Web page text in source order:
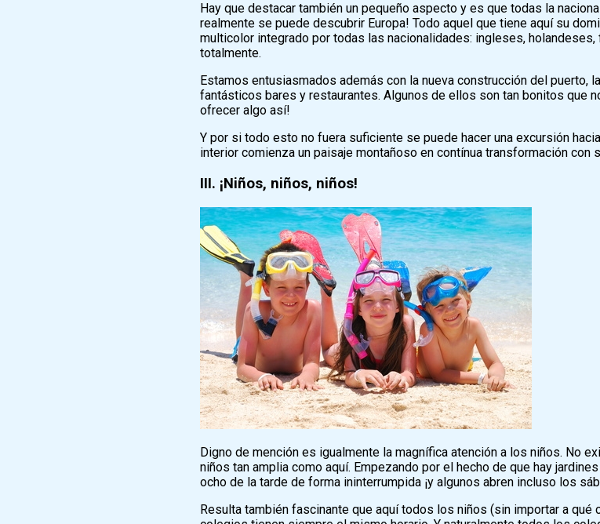
Hay que destacar también un pequeño aspecto y es que todas la
realmente se puede descubrir Europa! Todo aquel que tiene aquí su
multicolor integrado por todas las nacionalidades: ingleses,
totalmente.
Estamos entusiasmados además con la nueva construcción del puerto,
fantásticos bares y restaurantes. Algunos de ellos son tan bonitos que
ofrecer algo así!
Y por si todo esto no fuera suficiente se puede hacer una excursión
interior comienza un paisaje montañoso en contínua transformación
III. ¡Niños, niños, niños!
Digno de mención es igualmente la magnífica atención a los niños. No
niños tan amplia como aquí. Empezando por el hecho de que hay
ocho de la tarde de forma ininterrumpida ¡y algunos abren incluso los
Resulta también fascinante que aquí todos los niños (sin importar a